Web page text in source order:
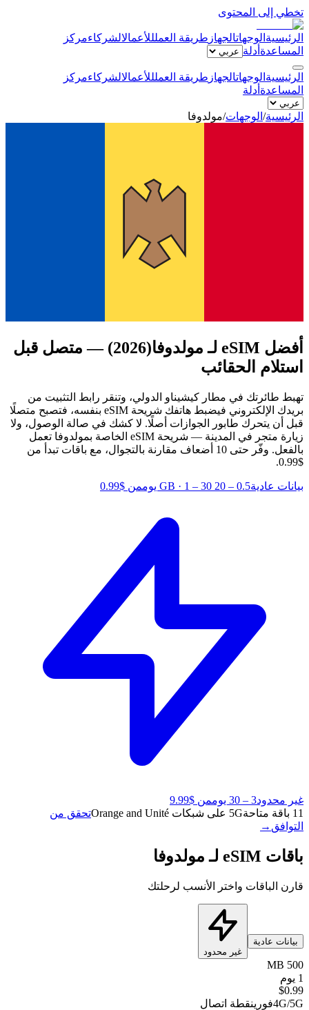
تخطي إلى المحتوى
الرئيسية الوجهاتالجهاز طريقة العملللأعمالالشركاءمركز
المساعدة أدلة
الرئيسية الوجهاتالجهاز طريقة العملللأعمالالشركاءمركز
المساعدة أدلة
الرئيسية/ الوجهات/مولدوفا
أفضل eSIM لـ مولدوفا
(2026) — متصل قبل
استلام الحقائب
تهبط طائرتك في مطار كيشيناو الدولي، وتنقر رابط التثبيت من
بريدك الإلكتروني فيضبط هاتفك شريحة eSIM بنفسه، فتصبح متصلًا
قبل أن يتحرك طابور الجوازات أصلًا. لا كشك في صالة الوصول، ولا
زيارة متجر في المدينة — شريحة eSIM الخاصة بمولدوفا تعمل
بالفعل.
وفّر حتى 10 أضعاف مقارنة بالتجوال، مع باقات تبدأ من
$0.99.
بيانات عادية0.5 – 20 GB
· 1 – 30 يوم من $0.99
غير محدود3 – 30 يوم
من $9.99
11 باقة متاحة
5G على شبكات Orange and Unité
تحقق من
التوافق →
باقات eSIM لـ مولدوفا
قارن الباقات واختر الأنسب لرحلتك
بيانات عادية
غير محدود
500 MB
1 يوم
$0.99
4G/5Gفورينقطة اتصال